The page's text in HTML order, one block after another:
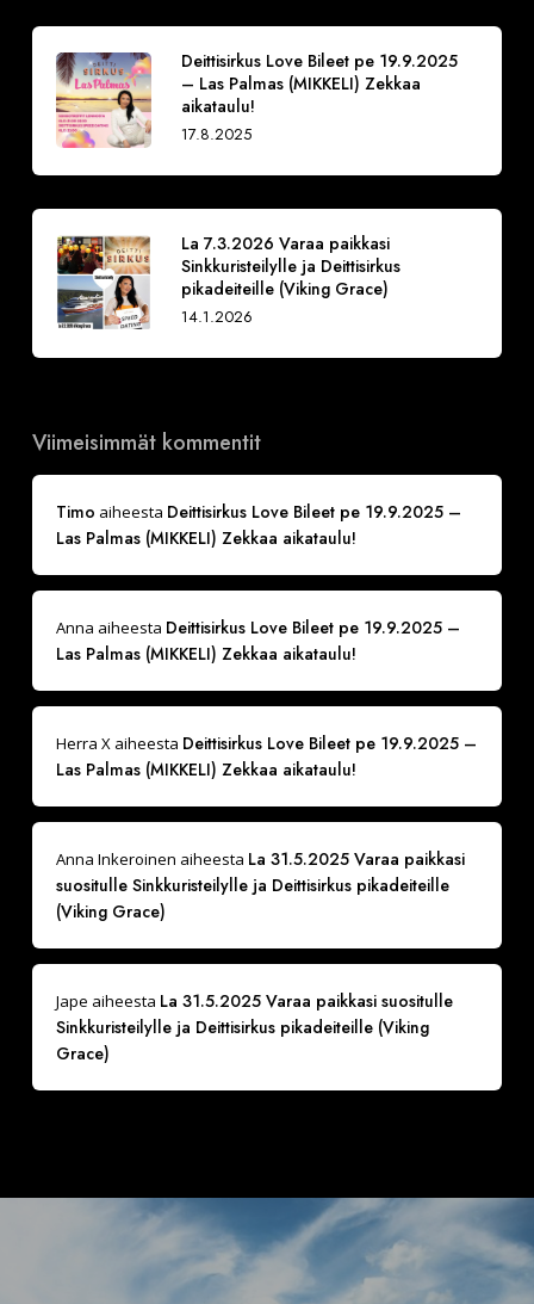
Deittisirkus Love Bileet pe 19.9.2025
– Las Palmas (MIKKELI) Zekkaa
aikataulu!
17.8.2025
La 7.3.2026 Varaa paikkasi
Sinkkuristeilylle ja Deittisirkus
pikadeiteille (Viking Grace)
14.1.2026
Viimeisimmät kommentit
Timo aiheesta Deittisirkus Love Bileet pe 19.9.2025 –
Las Palmas (MIKKELI) Zekkaa aikataulu!
Anna aiheesta Deittisirkus Love Bileet pe 19.9.2025 –
Las Palmas (MIKKELI) Zekkaa aikataulu!
Herra Xaiheesta Deittisirkus Love Bileet pe 19.9.2025 –
Las Palmas (MIKKELI) Zekkaa aikataulu!
Anna Inkeroinen aiheesta La 31.5.2025 Varaa paikkasi
suositulle Sinkkuristeilylle ja Deittisirkus pikadeiteille
(Viking Grace)
Jape aiheesta La 31.5.2025 Varaa paikkasi suositulle
Sinkkuristeilylle ja Deittisirkus pikadeiteille (Viking
Grace)